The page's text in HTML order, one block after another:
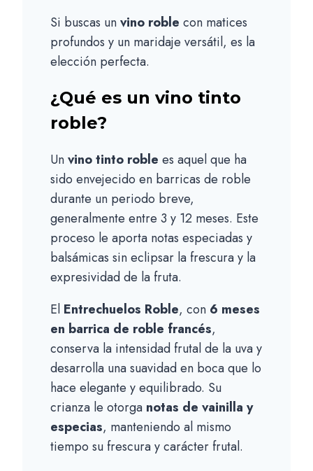
Si buscas unvino roble con matices
profundos y un maridaje versátil, es la
elección perfecta.
¿Qué es un vino tinto
roble?
Unvino tinto roble es aquel que ha
sido envejecido en barricas de roble
durante un periodo breve,
generalmente entre 3 y 12 meses. Este
proceso le aporta notas especiadas y
balsámicas sin eclipsar la frescura y la
expresividad de la fruta.
El Entrechuelos Roble, con 6 meses
en barrica de roble francés,
conserva la intensidad frutal de la uva y
desarrolla una suavidad en boca que lo
hace elegante y equilibrado. Su
crianza le otorga notas de vainilla y
especias, manteniendo al mismo
tiempo su frescura y carácter frutal.